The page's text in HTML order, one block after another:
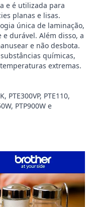
e é utilizada para
planas e lisas.
única de laminação,
durável. Além disso, a
e não desbota.
químicas,
extremas.
PTE300VP, PTE110,
PTP900W e